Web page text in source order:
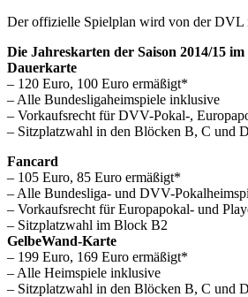
Der offizielle Spielplan wird von der DVL
Die Jahreskarten der Saison 2014/15
Dauerkarte
– 120 Euro, 100 Euro ermäßigt*
– Alle Bundesligaheimspiele inklusive
– Vorkaufsrecht für DVV-Pokal-,
– Sitzplatzwahl in den Blöcken B, C und D
Fancard
– 105 Euro, 85 Euro ermäßigt*
– Alle Bundesliga- und DVV-
– Vorkaufsrecht für Europapokal- und
– Sitzplatzwahl im Block B2
GelbeWand-Karte
– 199 Euro, 169 Euro ermäßigt*
– Alle Heimspiele inklusive
– Sitzplatzwahl in den Blöcken B, C und D